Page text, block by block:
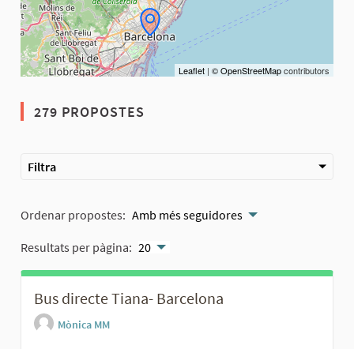
Leaflet | © OpenStreetMapcontributors
279 PROPOSTES
Filtra
Ordenar propostes: Amb més seguidores
Resultats per pàgina: 20
Bus directe Tiana- Barcelona
Mònica MM